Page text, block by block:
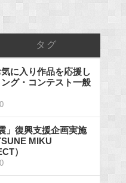
タグ
に入り作品を応援し
グ・コンテスト一般
」復興支援企画実施
MIKU
）